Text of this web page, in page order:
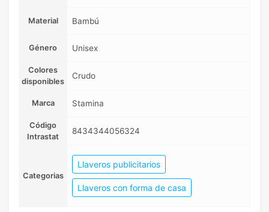
Material Bambú
Género Unisex
Colores
disponibles
Crudo
Marca Stamina
Código
Intrastat
8434344056324
Categorias
Llaveros publicitarios
Llaveros con forma de casa